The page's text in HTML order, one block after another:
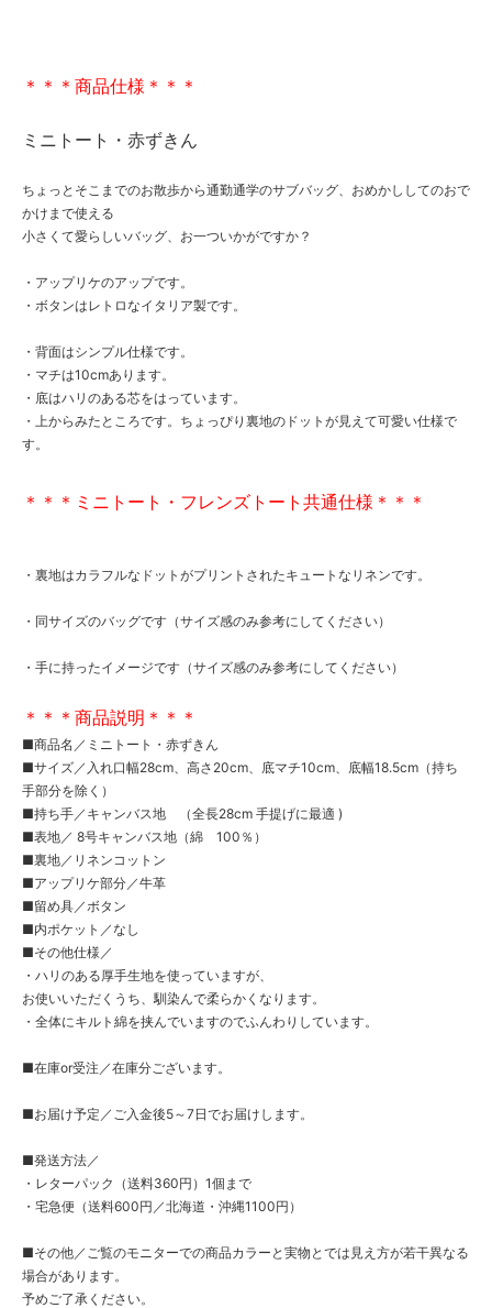
＊＊＊商品仕様＊＊＊
ミニトート・赤ずきん
ちょっとそこまでのお散歩から通勤通学のサブバッグ、おめかししてのおで
かけまで使える
小さくて愛らしいバッグ、お一ついかがですか？
・アップリケのアップです。
・ボタンはレトロなイタリア製です。
・背面はシンプル仕様です。
・マチは10cmあります。
・底はハリのある芯をはっています。
・上からみたところです。ちょっぴり裏地のドットが見えて可愛い仕様で
す。
＊＊＊ミニトート・フレンズトート共通仕様＊＊＊
・裏地はカラフルなドットがプリントされたキュートなリネンです。
・同サイズのバッグです（サイズ感のみ参考にしてください）
・手に持ったイメージです（サイズ感のみ参考にしてください）
＊＊＊商品説明＊＊＊
■商品名／ミニトート・赤ずきん
■サイズ／入れ口幅28cm、高さ20cm、底マチ10cm、底幅18.5cm（持ち
手部分を除く）
■持ち手／キャンバス地 （全長28cm 手提げに最適 )
■表地／ 8号キャンバス地（綿 100％）
■裏地／リネンコットン
■アップリケ部分／牛革
■留め具／ボタン
■内ポケット／なし
■その他仕様／
・ハリのある厚手生地を使っていますが、
お使いいただくうち、馴染んで柔らかくなります。
・全体にキルト綿を挟んでいますのでふんわりしています。
■在庫or受注／在庫分ございます。
■お届け予定／ご入金後5～7日でお届けします。
■発送方法／
・レターパック（送料360円）1個まで
・宅急便（送料600円／北海道・沖縄1100円）
■その他／ご覧のモニターでの商品カラーと実物とでは見え方が若干異なる
場合があります。
予めご了承ください。